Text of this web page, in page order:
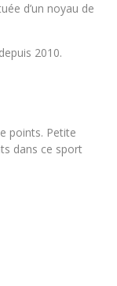
d’un noyau de
2010.
points. Petite
dans ce sport